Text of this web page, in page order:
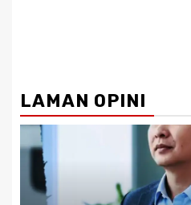
LAMAN OPINI